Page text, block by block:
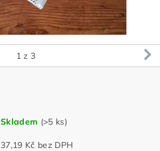
1 z 3
Skladem (>5 ks)
37,19 Kč bez DPH